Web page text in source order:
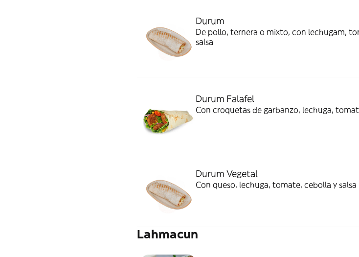
Durum
De pollo, ternera o mixto, con lechugam,
salsa
Durum Falafel
Con croquetas de garbanzo, lechuga,
Durum Vegetal
Con queso, lechuga, tomate, cebolla y salsa
Lahmacun